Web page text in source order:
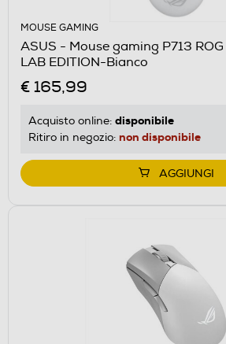
MOUSE GAMING
ASUS - Mouse gaming P713 ROG
LAB EDITION-Bianco
€ 165,99
Acquisto online: disponibile
Ritiro in negozio: non disponibile
AGGIUNGI